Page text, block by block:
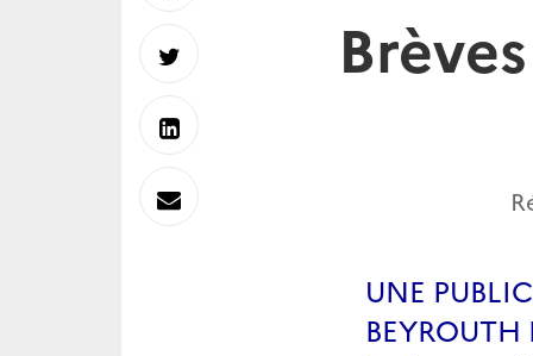
UNE
sur
Partager
sur
Partager
sur
Envoyer